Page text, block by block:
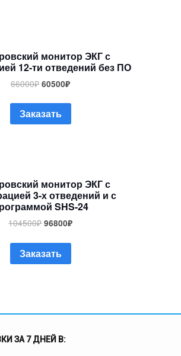
монитор ЭКГ с
12-ти отведений без ПО
66000₽ 60500₽
Заказать
монитор ЭКГ с
3-х отведений и с
SHS-24
104500₽ 96800₽
Заказать
ЗА 7 ДНЕЙ В: